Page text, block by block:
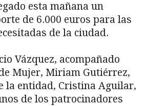
esta mañana un
de 6.000 euros para las
de la ciudad.
Vázquez, acompañado
Mujer, Miriam Gutiérrez,
la entidad, Cristina Aguilar,
de los patrocinadores